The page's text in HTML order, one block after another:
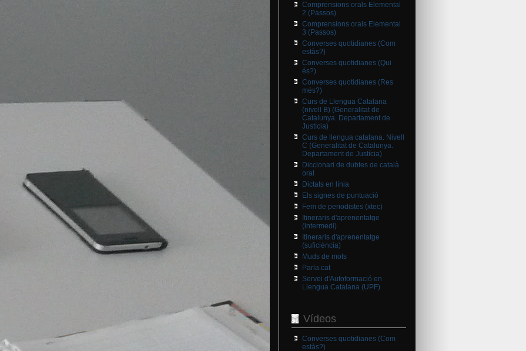
Comprensions orals Elemental
2 (Passos)
Comprensions orals Elemental
3 (Passos)
Converses quotidianes (Com
estàs?)
Converses quotidianes (Qui
és?)
Converses quotidianes (Res
més?)
Curs de Llengua Catalana
(nivell B) (Generalitat de
Catalunya. Departament de
Justícia)
Curs de llengua catalana. Nivell
C (Generalitat de Catalunya.
Departament de Justícia)
Diccionari de dubtes de català
oral
Dictats en línia
Els signes de puntuació
Fem de periodistes (xtec)
Itineraris d'aprenentatge
(intermedi)
Itineraris d'aprenentatge
(suficiència)
Muds de mots
Parla.cat
Servei d'Autoformació en
Llengua Catalana (UPF)
Vídeos
Converses quotidianes (Com
estàs?)